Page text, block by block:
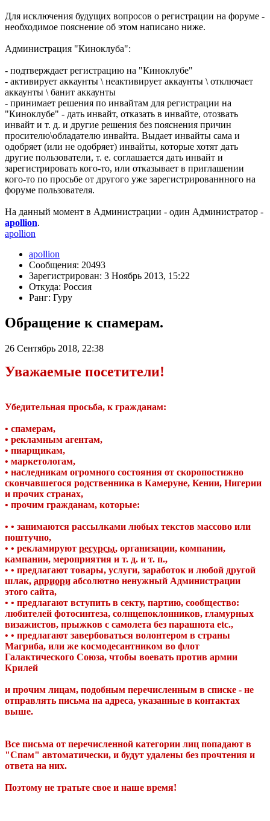
Для исключения будущих вопросов о регистрации на форуме -
необходимое пояснение об этом написано ниже.
Администрация "Киноклуба":
- подтверждает регистрацию на "Киноклубе"
- активирует аккаунты \ неактивирует аккаунты \ отключает
аккаунты \ банит аккаунты
- принимает решения по инвайтам для регистрации на
"Киноклубе" - дать инвайт, отказать в инвайте, отозвать
инвайт и т. д. и другие решения без пояснения причин
просителю\обладателю инвайта. Выдает инвайты сама и
одобряет (или не одобряет) инвайты, которые хотят дать
другие пользователи, т. е. соглашается дать инвайт и
зарегистрировать кого-то, или отказывает в приглашении
кого-то по просьбе от другого уже зарегистрированнного на
форуме пользователя.
На данный момент в Администрации - один Администратор -
apollion.
apollion
apollion
Сообщения: 20493
Зарегистрирован: 3 Ноябрь 2013, 15:22
Откуда: Россия
Ранг: Гуру
Обращение к спамерам.
26 Сентябрь 2018, 22:38
Уважаемые посетители!
Убедительная просьба, к гражданам:
• спамерам,
• рекламным агентам,
• пиарщикам,
• маркетологам,
• наследникам огромного состояния от скоропостижно
скончавшегося родственника в Камеруне, Кении, Нигерии
и прочих странах,
• прочим гражданам, которые:
• • занимаются рассылками любых текстов массово или
поштучно,
• • рекламируют ресурсы, организации, компании,
кампании, мероприятия и т. д. и т. п.,
• • предлагают товары, услуги, заработок и любой другой
шлак, априори абсолютно ненужный Администрации
этого сайта,
• • предлагают вступить в секту, партию, сообщество:
любителей фотосинтеза, солнцепоклонников, гламурных
визажистов, прыжков с самолета без парашюта etc.,
• • предлагают завербоваться волонтером в страны
Магриба, или же космодесантником во флот
Галактического Союза, чтобы воевать против армии
Крилей
и прочим лицам, подобным перечисленным в списке - не
отправлять письма на адреса, указанные в контактах
выше.
Все письма от перечисленной категории лиц попадают в
"Спам" автоматически, и будут удалены без прочтения и
ответа на них.
Поэтому не тратьте свое и наше время!